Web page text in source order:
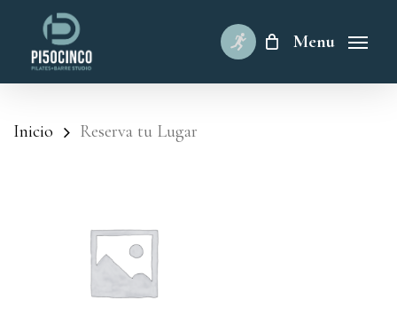
content
Menu
Inicio Reserva tu Lugar